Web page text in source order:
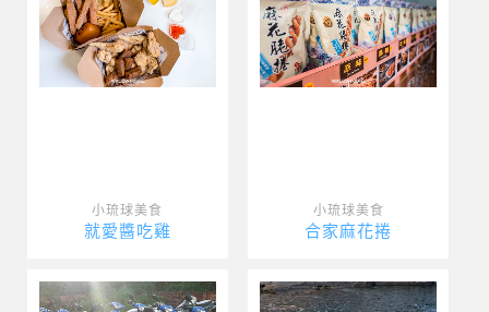
小琉球美食
就愛醬吃雞
小琉球美食
合家麻花捲